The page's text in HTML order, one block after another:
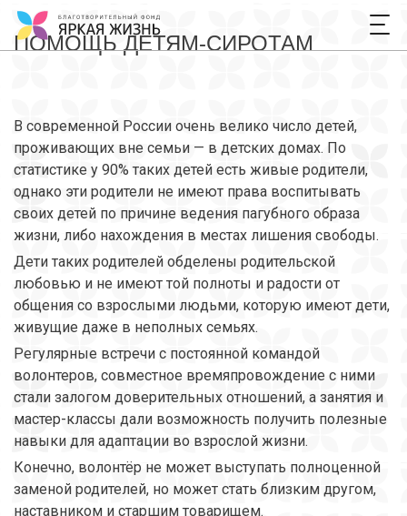
ПОМОЩЬ ДЕТЯМ-СИРОТАМ
В современной России очень велико число детей,
проживающих вне семьи — в детских домах. По
статистике у 90% таких детей есть живые родители,
однако эти родители не имеют права воспитывать
своих детей по причине ведения пагубного образа
жизни, либо нахождения в местах лишения свободы.
Дети таких родителей обделены родительской
любовью и не имеют той полноты и радости от
общения со взрослыми людьми, которую имеют дети,
живущие даже в неполных семьях.
Регулярные встречи с постоянной командой
волонтеров, совместное времяпровождение с ними
стали залогом доверительных отношений, а занятия и
мастер-классы дали возможность получить полезные
навыки для адаптации во взрослой жизни.
Конечно, волонтёр не может выступать полноценной
заменой родителей, но может стать близким другом,
наставником и старшим товарищем.